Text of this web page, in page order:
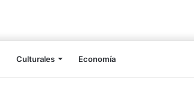
Culturales Economía